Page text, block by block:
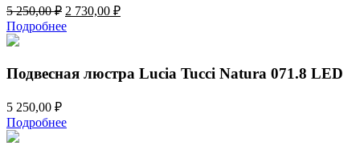
5 250,00₽ Первоначальная
цена
составляла
2 730,00 ₽Текущая
Подробнее
Подвесная люстра Lucia Tucci Natura 071.8 LED
5 250,00 ₽
Подробнее